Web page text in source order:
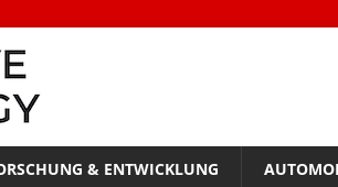
& ENTWICKLUNG